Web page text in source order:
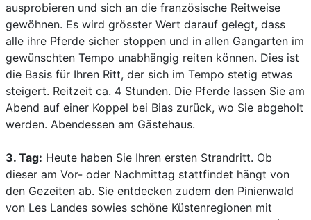
ausprobieren und sich an die französische Reitweise
gewöhnen. Es wird grösster Wert darauf gelegt, dass
alle ihre Pferde sicher stoppen und in allen Gangarten im
gewünschten Tempo unabhängig reiten können. Dies ist
die Basis für Ihren Ritt, der sich im Tempo stetig etwas
steigert. Reitzeit ca. 4 Stunden. Die Pferde lassen Sie am
Abend auf einer Koppel bei Bias zurück, wo Sie abgeholt
werden. Abendessen am Gästehaus.
3. Tag: Heute haben Sie Ihren ersten Strandritt. Ob
dieser am Vor- oder Nachmittag stattfindet hängt von
den Gezeiten ab. Sie entdecken zudem den Pinienwald
von Les Landes sowies schöne Küstenregionen mit